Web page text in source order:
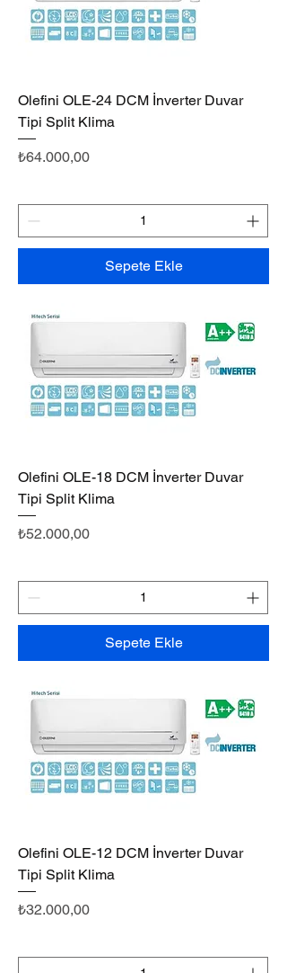
Olefini OLE-24 DCM İnverter Duvar
Tipi Split Klima
Fiyat
₺64.000,00
Sepete Ekle
Olefini OLE-18 DCM İnverter Duvar
Tipi Split Klima
Fiyat
₺52.000,00
Sepete Ekle
Olefini OLE-12 DCM İnverter Duvar
Tipi Split Klima
Fiyat
₺32.000,00